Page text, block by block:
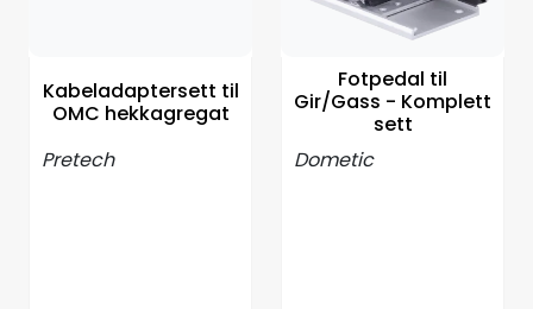
Kabeladaptersett til
OMC hekkagregat
Pretech
Fotpedal til
Gir/Gass - Komplett
sett
Dometic
Verktyg
Super Outlet